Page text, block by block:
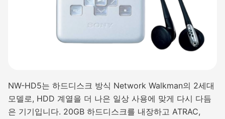
NW-HD5는 하드디스크 방식 Network Walkman의 2세대
모델로, HDD 계열을 더 나은 일상 사용에 맞게 다시 다듬
은 기기입니다. 20GB 하드디스크를 내장하고 ATRAC,